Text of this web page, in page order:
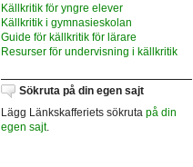
Källkritik för yngre elever
Källkritik i gymnasieskolan
Guide för källkritik för lärare
Resurser för undervisning i källkritik
Sökruta på din egen sajt
Lägg Länkskafferiets sökruta på din
egen sajt.